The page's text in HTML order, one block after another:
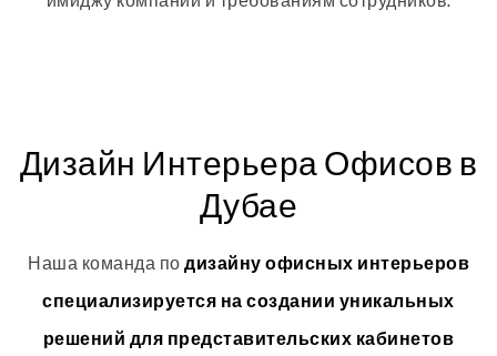
Дизайн Интерьера Офисов в
Дубае
Наша команда по дизайну офисных интерьеров
специализируется на создании уникальных
решений для представительских кабинетов